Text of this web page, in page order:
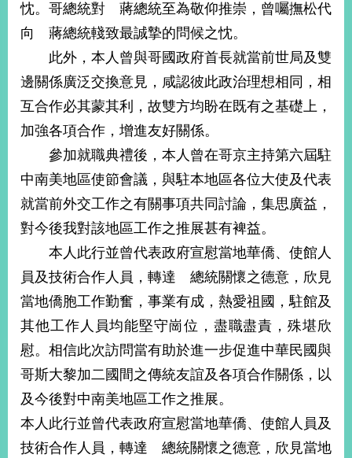
不
落
國
海
和
平
護
首
網
導
覽
於
本
部
新
中
心
外
交
忱。哥總統對 蔣總統至為敬仰推崇，曾囑撫松代
向 蔣總統輚致最誠摯的問候之忱。
此外，本人曾與哥國政府首長就當前世局及雙
邊關係廣泛交換意見，咸認彼此政治理想相同，相
互合作必其蒙其利，故雙方均盼在既有之基礎上，
加強各項合作，增進友好關係。
參加就職典禮後，本人曾在哥京主持第六屆駐
中南美地區使節會議，與駐本地區各位大使及代表
就當前外交工作之有關事項共同討論，集思廣益，
對今後我對該地區工作之推展甚有裨益。
本人此行並曾代表政府宣慰當地華僑、使館人
員及技術合作人員，轉達 總統關懷之德意，欣見
當地僑胞工作勤奮，事業有成，熱愛祖國，駐館及
其他工作人員均能堅守崗位，盡職盡責，殊堪欣
慰。相信此次訪問當有助於進一步促進中華民國與
哥斯大黎加二國間之傳統友誼及各項合作關係，以
及今後對中南美地區工作之推展。
本人此行並曾代表政府宣慰當地華僑、使館人員及
技術合作人員，轉達 總統關懷之德意，欣見當地